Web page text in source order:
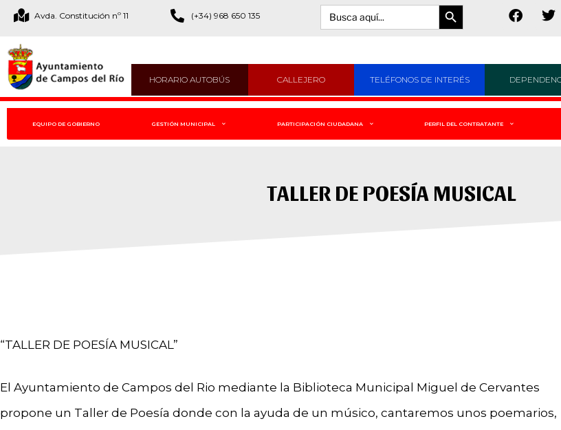
Avda. Constitución nº 11 (+34) 968 650 135 Buscar:
Botón de búsqueda
HORARIO AUTOBÚS CALLEJERO TELÉFONOS DE INTERÉS
EQUIPO DE GOBIERNO GESTIÓN MUNICIPAL PARTICIPACIÓN CIUDADANA PERFIL DEL CONTRATANTE
TALLER DE POESÍA MUSICAL
“TALLER DE POESÍA MUSICAL”
El Ayuntamiento de Campos del Rio mediante la Biblioteca Municipal Miguel de Cervantes
propone un Taller de Poesía donde con la ayuda de un músico, cantaremos unos poemarios,